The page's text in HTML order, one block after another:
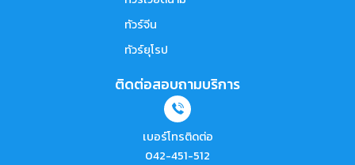
ทัวร์จีน
ทัวร์ยุโรป
ติดต่อสอบถามบริการ
เบอร์โทรติดต่อ
042-451-512